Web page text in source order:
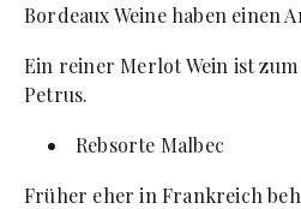
Bordeaux Weine haben einen
Ein reiner Merlot Wein ist
Petrus.
Rebsorte Malbec
Früher eher in Frankreich